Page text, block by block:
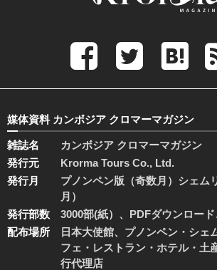
媒体資料 カンボジア クロマーマガジン
雑誌名
カンボジア クロマーマガジン
発行元
Krorma Tours Co., Ltd.
発行月
プノンペン版（奇数月）シェム
月）
発行部数
3000部(紙）、PDFダウンロー
配布場所
日本大使館、プノンペン・シェ
フェ・レストラン・ホテル・土
行代理店